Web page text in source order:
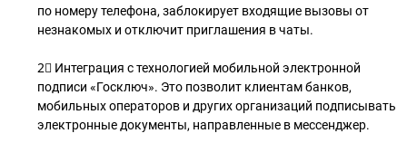
по номеру телефона, заблокирует входящие вызовы от
незнакомых и отключит приглашения в чаты.
2⃣ Интеграция с технологией мобильной электронной
подписи «Госключ». Это позволит клиентам банков,
мобильных операторов и других организаций подписывать
электронные документы, направленные в мессенджер.